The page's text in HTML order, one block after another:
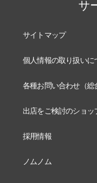
サ
サイトマップ
個人情報の取り扱いに
各種お問い合わせ（総
出店をご検討のショッ
採用情報
ノムノム